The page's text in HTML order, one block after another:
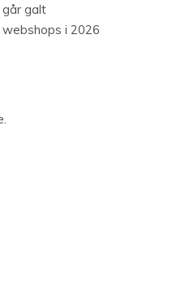
går galt
i 2026